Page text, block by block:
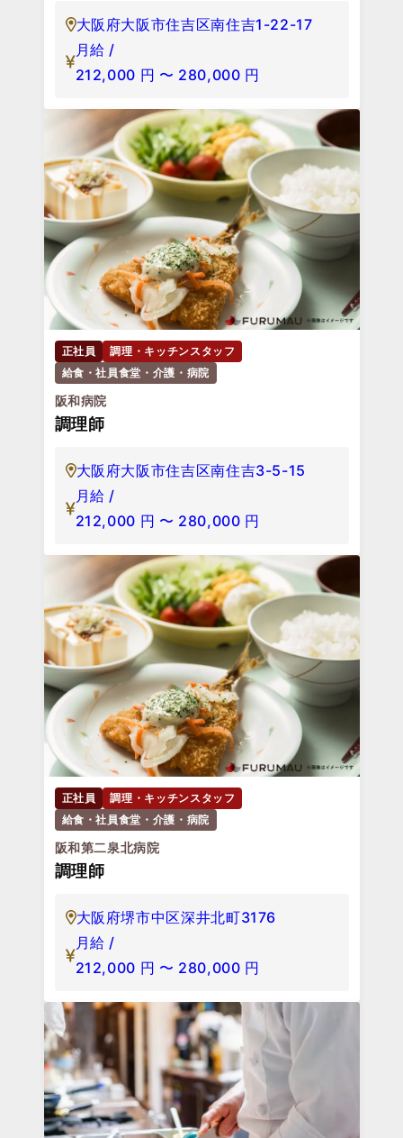
大阪府大阪市住吉区南住吉1-22-17
月給 /
212,000 円 〜 280,000 円
正社員
調理・キッチンスタッフ
給食・社員食堂・介護・病院
阪和病院
調理師
大阪府大阪市住吉区南住吉3-5-15
月給 /
212,000 円 〜 280,000 円
正社員
調理・キッチンスタッフ
給食・社員食堂・介護・病院
阪和第二泉北病院
調理師
大阪府堺市中区深井北町3176
月給 /
212,000 円 〜 280,000 円